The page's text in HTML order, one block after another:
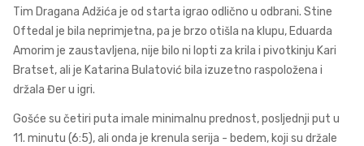
Tim Dragana Adžića je od starta igrao odlično u odbrani. Stine
Oftedal je bila neprimjetna, pa je brzo otišla na klupu, Eduarda
Amorim je zaustavljena, nije bilo ni lopti za krila i pivotkinju Kari
Bratset, ali je Katarina Bulatović bila izuzetno raspoložena i
držala Đer u igri.
Gošće su četiri puta imale minimalnu prednost, posljednji put u
11. minutu (6:5), ali onda je krenula serija - bedem, koji su držale